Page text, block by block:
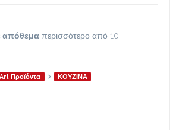
απόθεμα περισσότερο από 10
Προϊόντα > ΚΟΥΖΙΝΑ